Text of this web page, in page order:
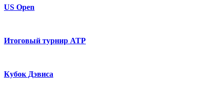
US Open
Итоговый турнир ATP
Кубок Дэвиса